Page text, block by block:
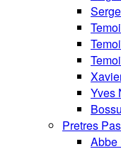
Yves
Pretres
Abbe